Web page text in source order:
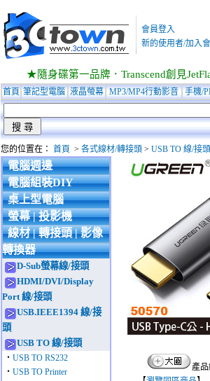
會員登入
新的使用者/加入
★隨身碟第一品牌．Transcend創見
首頁 筆記型電腦 液晶螢幕 MP3/MP4行動影音 手機/
您的位置在： 首頁 > 各式線材/轉接頭 > USB TO 線/接頭
電腦週邊
電腦組裝DIY
桌上型電腦
螢幕 | 投影機
線材 | 轉接頭 | 影像
轉換器
D-Sub螢幕線/接頭
HDMI/DVI/Display
Port 線/接頭
USB.IEEE1394 線/接
頭
USB TO 線/接頭
‧ USB TO RS232
‧ USB TO Printer
產品